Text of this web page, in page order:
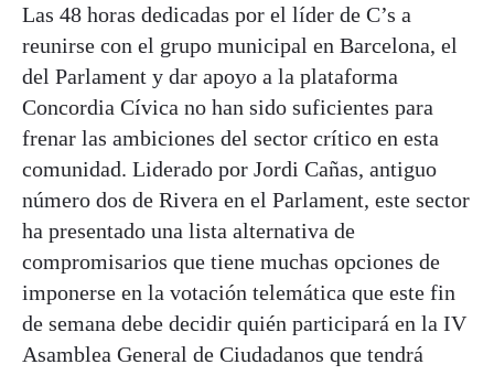
Las 48 horas dedicadas por el líder de C’s a
reunirse con el grupo municipal en Barcelona, el
del Parlament y dar apoyo a la plataforma
Concordia Cívica no han sido suficientes para
frenar las ambiciones del sector crítico en esta
comunidad. Liderado por Jordi Cañas, antiguo
número dos de Rivera en el Parlament, este sector
ha presentado una lista alternativa de
compromisarios que tiene muchas opciones de
imponerse en la votación telemática que este fin
de semana debe decidir quién participará en la IV
Asamblea General de Ciudadanos que tendrá